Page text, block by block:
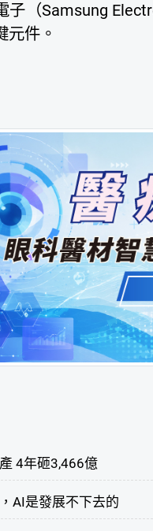
子（Samsung
元件。
4年砸3,466億
AI是發展不下去的